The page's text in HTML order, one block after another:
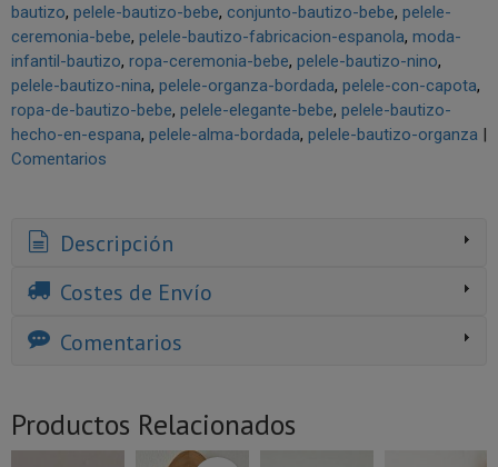
bautizo pelele-bautizo-bebe conjunto-bautizo-bebe pelele-
ceremonia-bebe pelele-bautizo-fabricacion-espanola moda-
infantil-bautizo ropa-ceremonia-bebe pelele-bautizo-nino
pelele-bautizo-nina pelele-organza-bordada pelele-con-capota
ropa-de-bautizo-bebe pelele-elegante-bebe pelele-bautizo-
hecho-en-espana pelele-alma-bordada pelele-bautizo-organza |
Comentarios
Descripción
Costes de Envío
Comentarios
Productos Relacionados